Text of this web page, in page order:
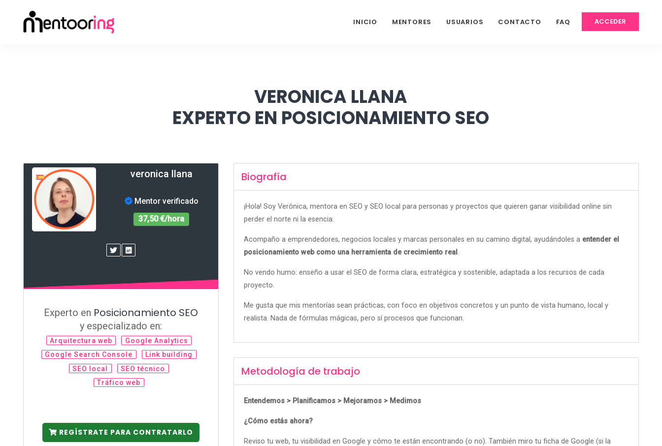
ACCEDER
INICIO MENTORES USUARIOS CONTACTO FAQ
VERONICA LLANA
EXPERTO EN POSICIONAMIENTO SEO
veronica llana
Mentor verificado
37,50 €/hora
Experto en Posicionamiento SEO
y especializado en:
Arquitectura web
Google Analytics
Google Search Console
Link building
SEO local
SEO técnico
Tráfico web
REGÍSTRATE PARA CONTRATARLO
Biografía
¡Hola! Soy Verónica, mentora en SEO y SEO local para personas y proyectos que quieren ganar visibilidad online sin
perder el norte ni la esencia.
Acompaño a emprendedores, negocios locales y marcas personales en su camino digital, ayudándoles a entender el
posicionamiento web como una herramienta de crecimiento real .
No vendo humo: enseño a usar el SEO de forma clara, estratégica y sostenible, adaptada a los recursos de cada
proyecto.
Me gusta que mis mentorías sean prácticas, con foco en objetivos concretos y un punto de vista humano, local y
realista. Nada de fórmulas mágicas, pero sí procesos que funcionan.
Metodología de trabajo
Entendemos > Planificamos > Mejoramos > Medimos
¿Cómo estás ahora?
Reviso tu web, tu visibilidad en Google y cómo te están encontrando (o no). También miro tu ficha de Google (si la